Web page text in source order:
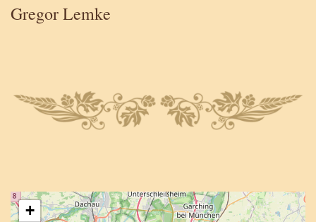
Gregor Lemke
+